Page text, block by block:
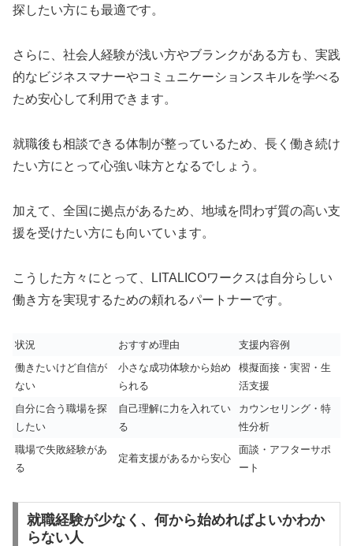
探したい方にも最適です。
さらに、社会人経験が浅い方やブランクがある方も、実践
的なビジネスマナーやコミュニケーションスキルを学べる
ため安心して利用できます。
就職後も相談できる体制が整っているため、長く働き続け
たい方にとって心強い味方となるでしょう。
加えて、全国に拠点があるため、地域を問わず質の高い支
援を受けたい方にも向いています。
こうした方々にとって、LITALICOワークスは自分らしい
働き方を実現するための頼れるパートナーです。
状況 おすすめ理由
支援内容例
働きたいけど自信が
ない
小さな成功体験から始め
られる
模擬面接・実習・生
活支援
自分に合う職場を探
したい
自己理解に力を入れてい
る
カウンセリング・特
性分析
職場で失敗経験があ
る
定着支援があるから安心
面談・アフターサポ
ート
就職経験が少なく、何から始めればよいかわか
らない人